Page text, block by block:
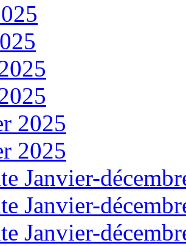
2025
2025
Janvier-
Janvier-
Janvier-